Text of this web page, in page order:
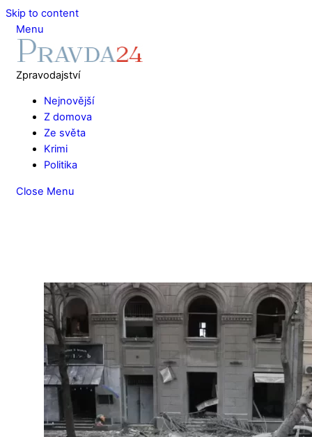
Skip to content
Menu
Zpravodajství
Nejnovější
Z domova
Ze světa
Krimi
Politika
Close Menu